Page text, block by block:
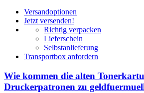
Versandoptionen
Jetzt versenden!
Richtig verpacken
Lieferschein
Selbstanlieferung
Transportbox anfordern
Wie kommen die alten
Druckerpatronen zu